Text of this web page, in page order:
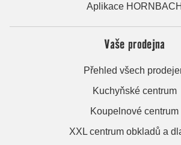
Aplikace HORNBACH
Vaše prodejna
Přehled všech
Kuchyňské centrum
Koupelnové centrum
XXL centrum obkladů a